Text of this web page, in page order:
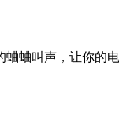
蛐叫声，让你的